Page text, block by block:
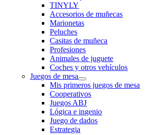
TINYLY
Accesorios de muñecas
Marionetas
Peluches
Casitas de muñeca
Profesiones
Animales de juguete
Coches y otros vehículos
Juegos de mesa
Mis primeros juegos de mesa
Cooperativos
Juegos ABJ
Lógica e ingenio
Juego de dados
Estrategia